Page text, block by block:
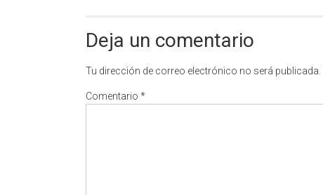
Deja un comentario
Tu dirección de correo electrónico no será publicada.
Comentario *